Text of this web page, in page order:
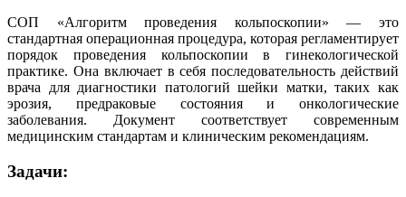
СОП «Алгоритм проведения кольпоскопии» — это
стандартная операционная процедура, которая регламентирует
порядок проведения кольпоскопии в гинекологической
практике. Она включает в себя последовательность действий
врача для диагностики патологий шейки матки, таких как
эрозия, предраковые состояния и онкологические
заболевания. Документ соответствует современным
медицинским стандартам и клиническим рекомендациям.
Задачи: